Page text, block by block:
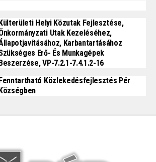
Helyi Közutak Fejlesztése,
Utak Kezeléséhez,
Karbantartásához
Erő- És Munkagépek
VP-7.2.1-7.4.1.2-16
Közlekedésfejlesztés Pér